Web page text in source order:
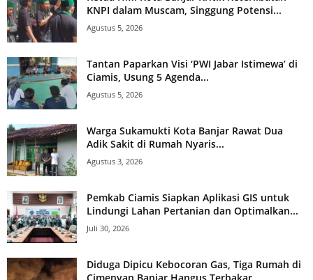
KNPI dalam Muscam, Singgung Potensi...
Agustus 5, 2026
Tantan Paparkan Visi ‘PWI Jabar Istimewa’ di
Ciamis, Usung 5 Agenda...
Agustus 5, 2026
Warga Sukamukti Kota Banjar Rawat Dua
Adik Sakit di Rumah Nyaris...
Agustus 3, 2026
Pemkab Ciamis Siapkan Aplikasi GIS untuk
Lindungi Lahan Pertanian dan Optimalkan...
Juli 30, 2026
Diduga Dipicu Kebocoran Gas, Tiga Rumah di